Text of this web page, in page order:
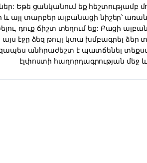
Եթե ցանկանում եք հեշտությամբ
և այլ տարբեր ալբանացի նիշեր՝
դուք ճիշտ տեղում եք: Բացի
այս էջը ձեզ թույլ կտա խմբագրել
անհրաժեշտ է պատճենել
էլփոստի հաղորդագրության մեջ և